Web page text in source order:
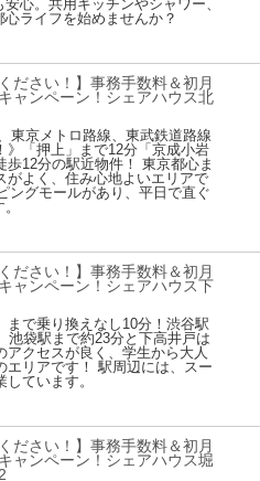
心。共用キッチンやシャワー、
ライフを始めませんか？
ください！】事務手数料＆初月
ャンペーン！シェアハウス北
東京メトロ路線、東武鉄道路線
》「押上」まで12分「京成小岩
歩12分の駅近物件！ 東京都心ま
がよく、住み心地よいエリアで
ングモールがあり、平日で直ぐ
ください！】事務手数料＆初月
ャンペーン！シェアハウス下
まで乗り換えなし10分！渋谷駅
池袋駅まで約23分と下高井戸は
アクセスが良く、学生から大人
エリアです！ 駅周辺には、スー
ています。
ください！】事務手数料＆初月
ャンペーン！シェアハウス堀